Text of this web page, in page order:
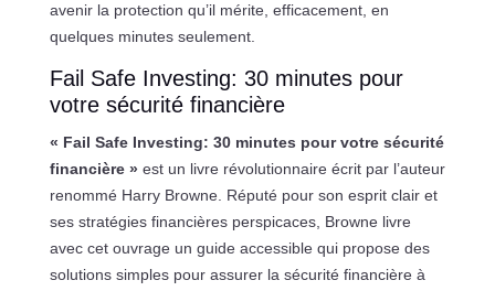
avenir la protection qu’il mérite, efficacement, en
quelques minutes seulement.
Fail Safe Investing: 30 minutes pour
votre sécurité financière
« Fail Safe Investing: 30 minutes pour votre sécurité
financière »est un livre révolutionnaire écrit par l’auteur
renommé Harry Browne. Réputé pour son esprit clair et
ses stratégies financières perspicaces, Browne livre
avec cet ouvrage un guide accessible qui propose des
solutions simples pour assurer la sécurité financière à